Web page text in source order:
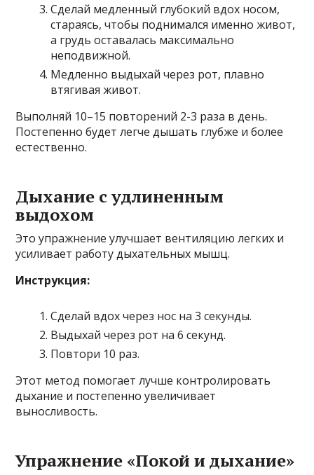
Сделай медленный глубокий вдох носом,
стараясь, чтобы поднимался именно живот,
а грудь оставалась максимально
неподвижной.
Медленно выдыхай через рот, плавно
втягивая живот.
Выполняй 10–15 повторений 2-3 раза в день.
Постепенно будет легче дышать глубже и более
естественно.
Дыхание с удлиненным
выдохом
Это упражнение улучшает вентиляцию легких и
усиливает работу дыхательных мышц.
Инструкция:
Сделай вдох через нос на 3 секунды.
Выдыхай через рот на 6 секунд.
Повтори 10 раз.
Этот метод помогает лучше контролировать
дыхание и постепенно увеличивает
выносливость.
Упражнение «Покой и дыхание»